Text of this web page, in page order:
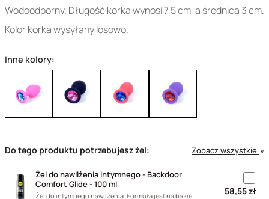
Wodoodporny. Długość korka wynosi 7,5 cm, a średnica 3 cm.
Kolor korka wysyłany losowo.
Inne kolory:
Do tego produktu potrzebujesz żel: Zobacz wszystkie ∨
Żel do nawilżenia intymnego - Backdoor
Comfort Glide - 100 ml
Żel do intymnego nawilżenia. Formuła jest na bazie
58,55 zł